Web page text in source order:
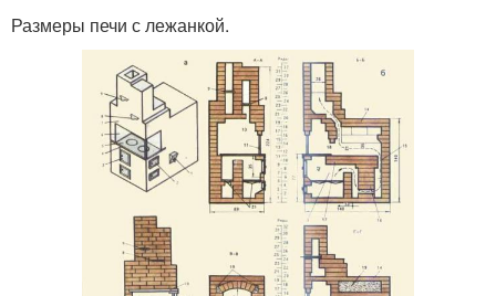
Размеры печи с лежанкой.